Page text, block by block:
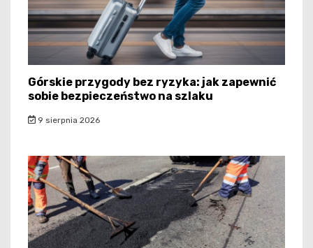
Górskie przygody bez ryzyka: jak zapewnić
sobie bezpieczeństwo na szlaku
9 sierpnia 2026